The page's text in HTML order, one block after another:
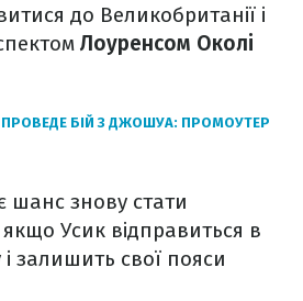
до Великобританії і
Лоуренсом Околі
ПРОВЕДЕ БІЙ З ДЖОШУА: ПРОМОУТЕР
шанс знову стати
якщо Усик відправиться в
залишить свої пояси